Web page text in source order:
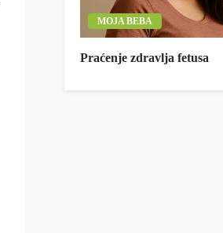
MOJA BEBA
Praćenje zdravlja fetusa